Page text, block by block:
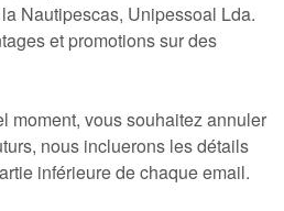
Nautipescas, Unipessoal Lda.
et promotions sur des
moment, vous souhaitez annuler
nous incluerons les détails
inférieure de chaque email.